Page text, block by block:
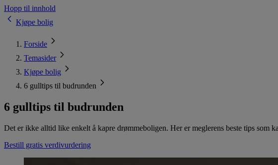
Hopp til innhold
Kjøpe bolig
Forside
Temasider
Kjøpe bolig
6 gulltips til budrunden
6 gulltips til budrunden
Det er ikke alltid like enkelt å kapre drømmeboligen. Her er meglerens beste tips som
Bestill gratis verdivurdering